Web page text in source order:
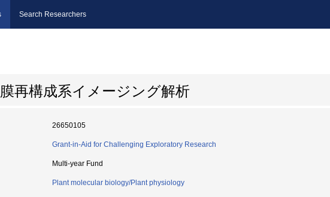
Search Researchers
再構成系イメージング解析
26650105
Grant-in-Aid for Challenging Exploratory Research
Multi-year Fund
Plant molecular biology/Plant physiology